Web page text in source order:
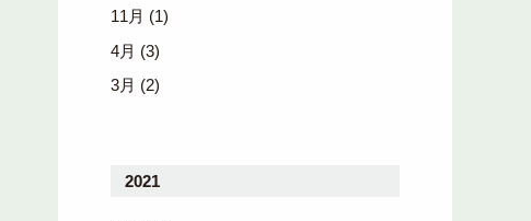
11月 (1)
4月 (3)
3月 (2)
2021